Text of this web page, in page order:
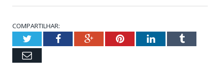
COMPARTILHAR:
TwitterFacebookGoogle+PinterestLinkedInTumblr
Email